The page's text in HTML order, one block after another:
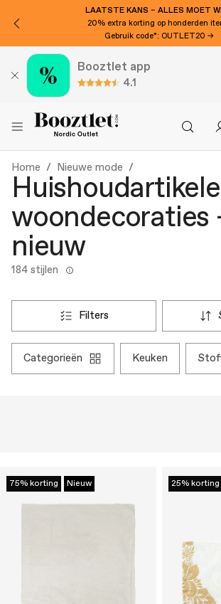
LAATSTE KANS – ALLES MOET
20% extra korting op honderden
Gebruik code*: OUTLET20 →
Booztlet app
4.1
Home Nieuwe mode
woondecoraties
nieuw
184 stijlen
filters
categorieën keuken
75% korting Nieuw 25% korting